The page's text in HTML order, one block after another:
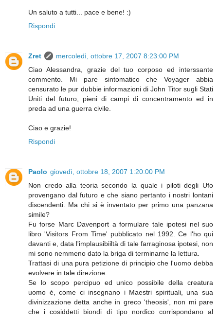
Un saluto a tutti... pace e bene! :)
Rispondi
Zret
mercoledì, ottobre 17, 2007 8:23:00 PM
Ciao Alessandra, grazie del tuo corposo ed interssante
commento. Mi pare sintomatico che Voyager abbia
censurato le pur dubbie informazioni di John Titor sugli Stati
Uniti del futuro, pieni di campi di concentramento ed in
preda ad una guerra civile.
Ciao e grazie!
Rispondi
Paolo giovedì, ottobre 18, 2007 1:20:00 PM
Non credo alla teoria secondo la quale i piloti degli Ufo
provengano dal futuro e che siano pertanto i nostri lontani
discendenti. Ma chi si è inventato per primo una panzana
simile?
Fu forse Marc Davenport a formulare tale ipotesi nel suo
libro 'Visitors From Time' pubblicato nel 1992. Ce l'ho qui
davanti e, data l'implausibiiltà di tale farraginosa ipotesi, non
mi sono nemmeno dato la briga di terminarne la lettura.
Trattasi di una pura petizione di principio che l'uomo debba
evolvere in tale direzione.
Se lo scopo percipuo ed unico possibile della creatura
uomo è, come ci insegnano i Maestri spirituali, una sua
divinizzazione detta anche in greco 'theosis', non mi pare
che i cosiddetti biondi di tipo nordico corrispondano al